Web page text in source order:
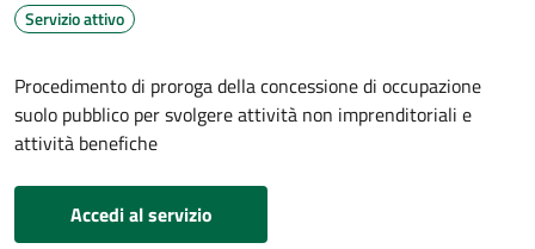
Servizio attivo
Procedimento di proroga della concessione di occupazione
suolo pubblico per svolgere attività non imprenditoriali e
attività benefiche
Accedi al servizio